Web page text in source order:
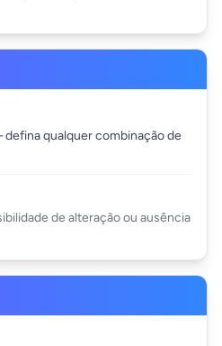
qualquer combinação de
de alteração ou ausência